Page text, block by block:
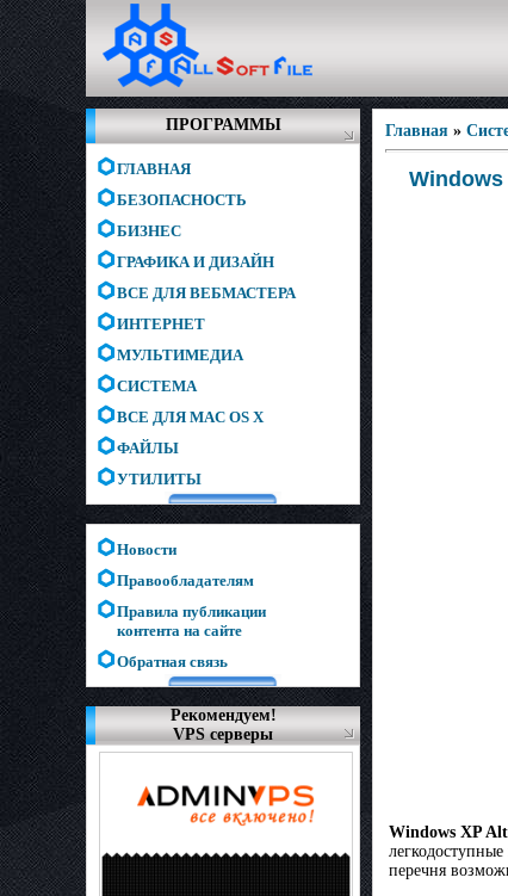
ПРОГРАММЫ
ГЛАВНАЯ
БЕЗОПАСНОСТЬ
БИЗНЕС
ГРАФИКА И ДИЗАЙН
ВСЕ ДЛЯ ВЕБМАСТЕРА
ИНТЕРНЕТ
МУЛЬТИМЕДИА
СИСТЕМА
ВСЕ ДЛЯ MAC OS X
ФАЙЛЫ
УТИЛИТЫ
Новости
Правообладателям
Правила публикации
контента на сайте
Обратная связь
Рекомендуем!
VPS серверы
Главная »
Windows
Windows XP
перечня